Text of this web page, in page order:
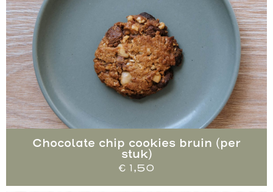
Chocolate chip cookies bruin (per
stuk)
€ 1,50